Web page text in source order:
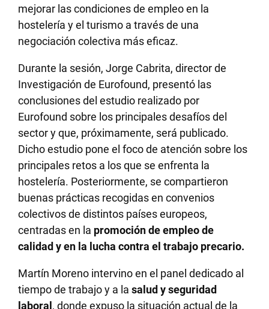
mejorar las condiciones de empleo en la
hostelería y el turismo a través de una
negociación colectiva más eficaz.
Durante la sesión, Jorge Cabrita, director de
Investigación de Eurofound, presentó las
conclusiones del estudio realizado por
Eurofound sobre los principales desafíos del
sector y que, próximamente, será publicado.
Dicho estudio pone el foco de atención sobre los
principales retos a los que se enfrenta la
hostelería. Posteriormente, se compartieron
buenas prácticas recogidas en convenios
colectivos de distintos países europeos,
centradas en la promoción de empleo de
calidad y en la lucha contra el trabajo precario.
Martín Moreno intervino en el panel dedicado al
tiempo de trabajo y a lasalud y seguridad
laboral , donde expuso la situación actual de la